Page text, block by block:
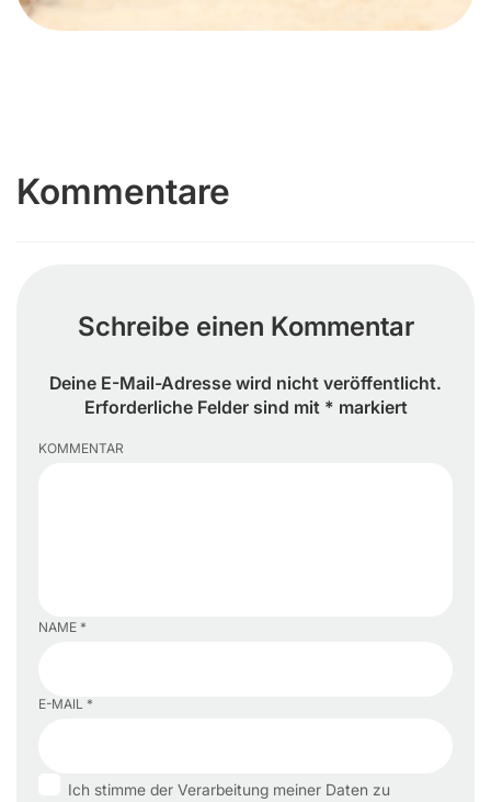
Kommentare
Schreibe einen Kommentar
Deine E-Mail-Adresse wird nicht veröffentlicht.
Erforderliche Felder sind mit * markiert
KOMMENTAR
NAME *
E-MAIL *
Ich stimme der Verarbeitung meiner Daten zu